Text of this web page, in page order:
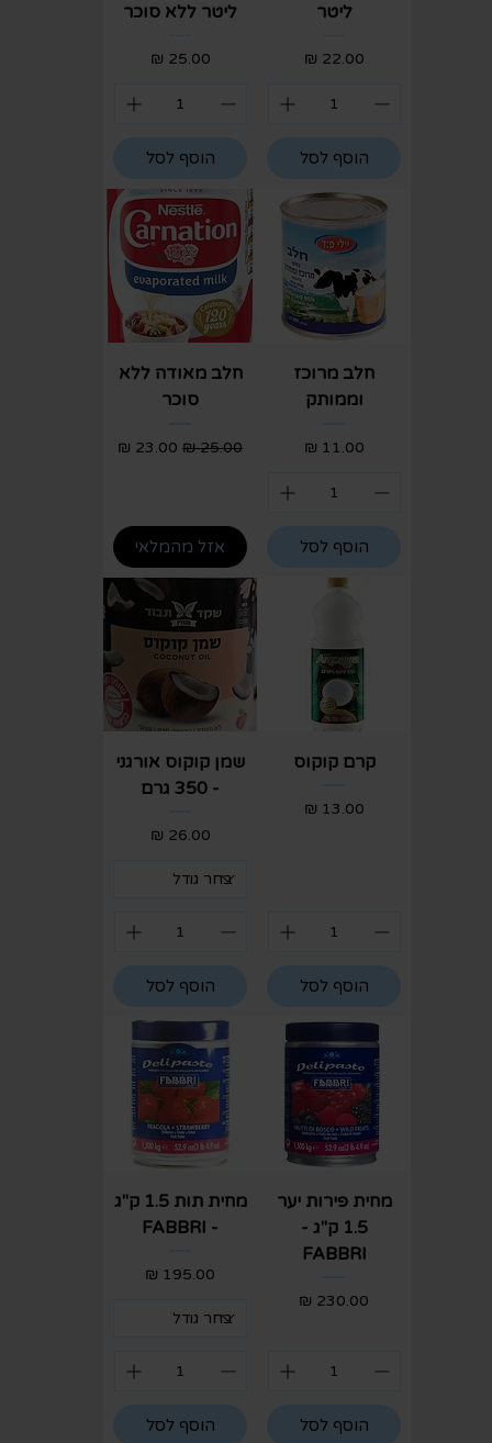
ליטר
מחיר
הוסף לסל
ליטר ללא סוכר
מחיר
הוסף לסל
חלב מרוכז
וממותק
מחיר
הוסף לסל
חלב מאודה ללא
סוכר
מחיר רגיל מחיר מבצע
אזל מהמלאי
קרם קוקוס
מחיר
הוסף לסל
שמן קוקוס אורגני
- 350 גרם
מחיר
הוסף לסל
מחית פירות יער
1.5 ק"ג -
FABBRI
מחיר
הוסף לסל
מחית תות 1.5 ק"ג
- FABBRI
מחיר
הוסף לסל